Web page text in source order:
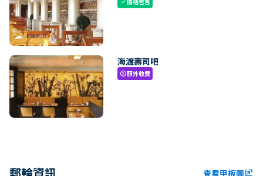
check
海渡壽司吧
paid額外收費
查看甲板圖ungroup